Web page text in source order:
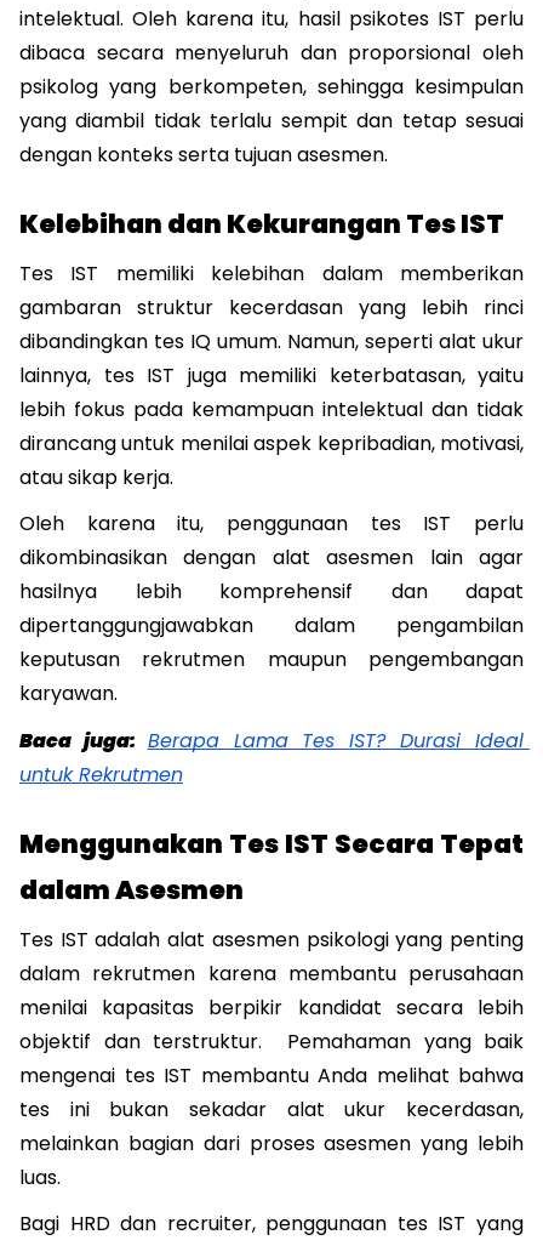
intelektual. Oleh karena itu, hasil psikotes IST perlu
dibaca secara menyeluruh dan proporsional oleh
psikolog yang berkompeten, sehingga kesimpulan
yang diambil tidak terlalu sempit dan tetap sesuai
dengan konteks serta tujuan asesmen.
Kelebihan dan Kekurangan Tes IST
Tes IST memiliki kelebihan dalam memberikan
gambaran struktur kecerdasan yang lebih rinci
dibandingkan tes IQ umum. Namun, seperti alat ukur
lainnya, tes IST juga memiliki keterbatasan, yaitu
lebih fokus pada kemampuan intelektual dan tidak
dirancang untuk menilai aspek kepribadian, motivasi,
atau sikap kerja.
Oleh karena itu, penggunaan tes IST perlu
dikombinasikan dengan alat asesmen lain agar
hasilnya lebih komprehensif dan dapat
dipertanggungjawabkan dalam pengambilan
keputusan rekrutmen maupun pengembangan
karyawan.
Baca juga: Berapa Lama Tes IST? Durasi Ideal
untuk Rekrutmen
Menggunakan Tes IST Secara Tepat
dalam Asesmen
Tes IST adalah alat asesmen psikologi yang penting
dalam rekrutmen karena membantu perusahaan
menilai kapasitas berpikir kandidat secara lebih
objektif dan terstruktur.  Pemahaman yang baik
mengenai tes IST membantu Anda melihat bahwa
tes ini bukan sekadar alat ukur kecerdasan,
melainkan bagian dari proses asesmen yang lebih
luas.
Bagi HRD dan recruiter, penggunaan tes IST yang